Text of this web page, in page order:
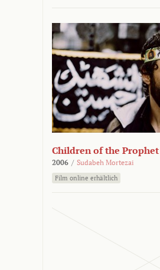
Children of the Prophet
2006 / Sudabeh Mortezai
Film online erhältlich